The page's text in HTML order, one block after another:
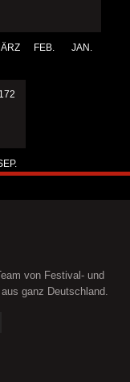
FEB. JAN.
172
von Festival- und
ganz Deutschland.